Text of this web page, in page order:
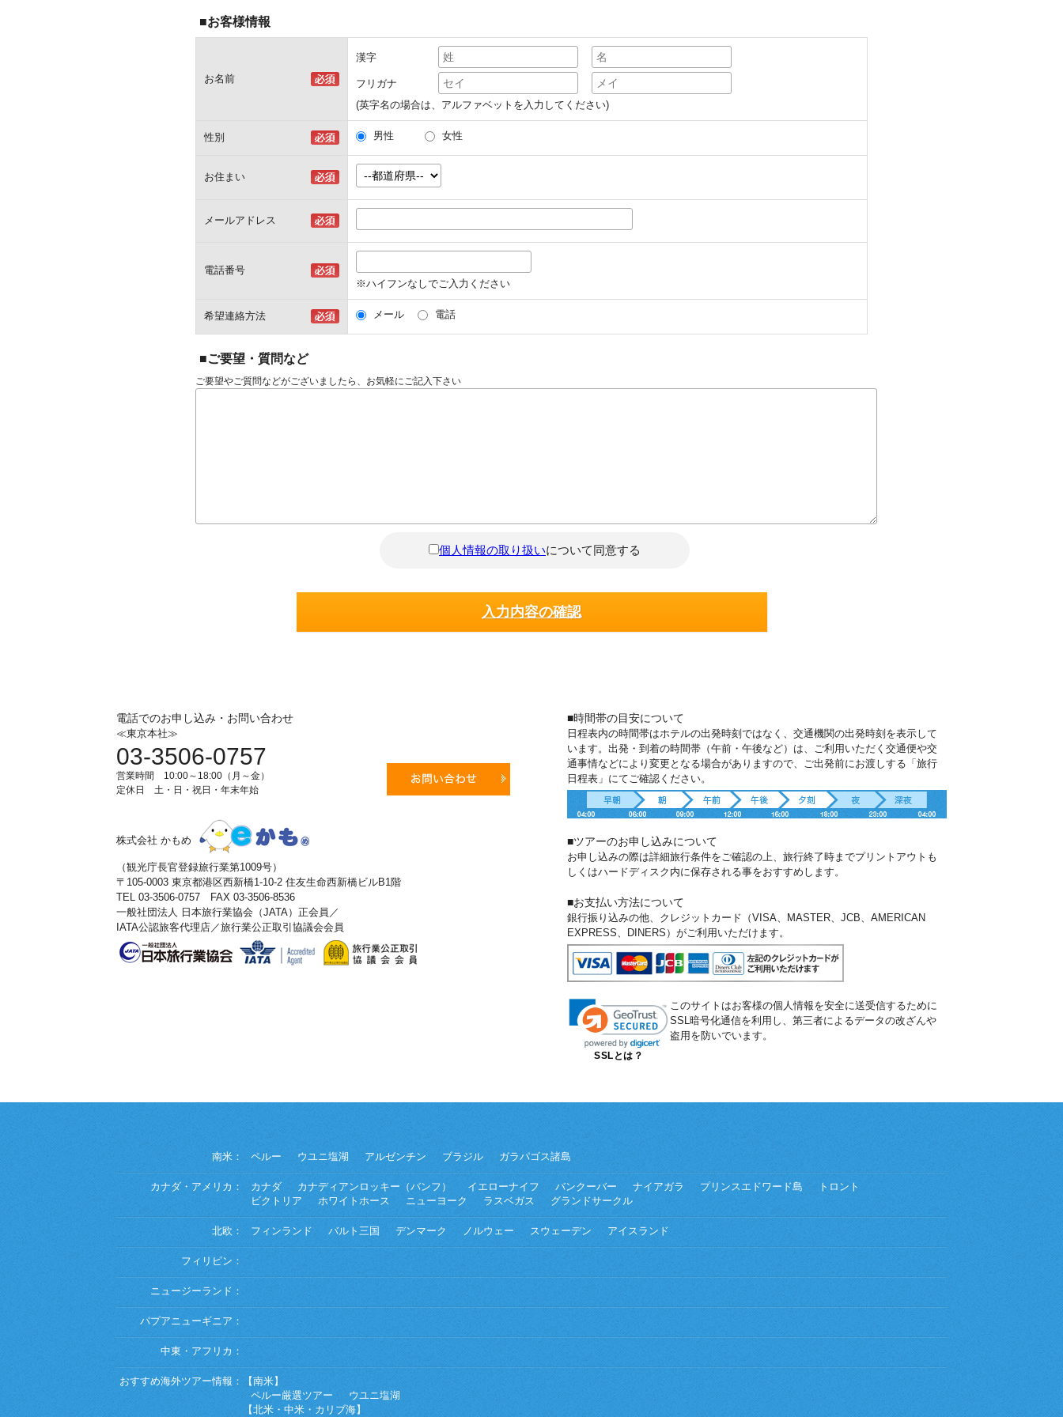
■お客様情報
お名前
漢字
フリガナ
(英字名の場合は、アルファベットを入力してください)
性別 男性 女性
お住まい
メールアドレス
電話番号
※ハイフンなしでご入力ください
希望連絡方法 メール 電話
■ご要望・質問など
ご要望やご質問などがございましたら、お気軽にご記入下さい
個人情報の取り扱いについて同意する
電話でのお申し込み・お問い合わせ
≪東京本社≫
03-3506-0757
営業時間 10:00～18:00（月～金）
定休日 土・日・祝日・年末年始
株式会社 かもめ
（観光庁長官登録旅行業第1009号）
〒105-0003 東京都港区西新橋1-10-2 住友生命西新橋ビルB1階
TEL 03-3506-0757 FAX 03-3506-8536
一般社団法人 日本旅行業協会（JATA）正会員／
IATA公認旅客代理店／旅行業公正取引協議会会員
■時間帯の目安について
日程表内の時間帯はホテルの出発時刻ではなく、交通機関の出発時刻を表示して
います。出発・到着の時間帯（午前・午後など）は、ご利用いただく交通便や交
通事情などにより変更となる場合がありますので、ご出発前にお渡しする「旅行
日程表」にてご確認ください。
■ツアーのお申し込みについて
お申し込みの際は詳細旅行条件をご確認の上、旅行終了時までプリントアウトも
しくはハードディスク内に保存される事をおすすめします。
■お支払い方法について
銀行振り込みの他、クレジットカード（VISA、MASTER、JCB、AMERICAN
EXPRESS、DINERS）がご利用いただけます。
SSLとは？
このサイトはお客様の個人情報を安全に送受信するために
SSL暗号化通信を利用し、第三者によるデータの改ざんや
盗用を防いでいます。
南米： ペルー ウユニ塩湖 アルゼンチン ブラジル ガラパゴス諸島
カナダ・アメリカ： カナダ カナディアンロッキー（バンフ） イエローナイフ バンクーバー ナイアガラ プリンスエドワード島
トロント
ビクトリア
ホワイトホース ニューヨーク ラスベガス グランドサークル
北欧： フィンランド バルト三国 デンマーク ノルウェー スウェーデン アイスランド
フィリピン：
ニュージーランド：
パプアニューギニア：
中東・アフリカ：
おすすめ海外ツアー情報：
【南米】
ペルー厳選ツアー
ウユニ塩湖
【北米・中米・カリブ海】